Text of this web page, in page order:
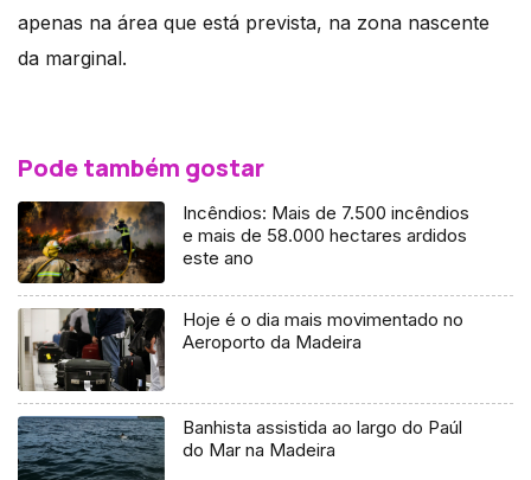
apenas na área que está prevista, na zona nascente
da marginal.
Pode também gostar
Incêndios: Mais de 7.500 incêndios
e mais de 58.000 hectares ardidos
este ano
Hoje é o dia mais movimentado no
Aeroporto da Madeira
Banhista assistida ao largo do Paúl
do Mar na Madeira